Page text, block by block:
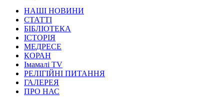
НАШІ НОВИНИ
СТАТТІ
БІБЛІОТЕКА
ІСТОРІЯ
МЕДРЕСЕ
КОРАН
Iмамалi TV
РЕЛІГІЙНІ ПИТАННЯ
ГАЛЕРЕЯ
ПРО НАС